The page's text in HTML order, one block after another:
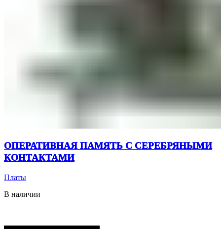
ОПЕРАТИВНАЯ ПАМЯТЬ С СЕРЕБРЯНЫМИ
КОНТАКТАМИ
Платы
В наличии